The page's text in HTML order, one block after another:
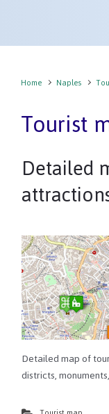
Home Naples
Tourist
Detailed
Detailed map of
districts,